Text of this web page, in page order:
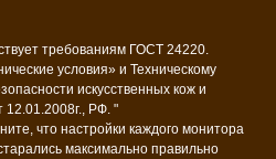
требованиям ГОСТ 24220.
условия» и Техническому
искусственных кож и
12.01.2008г., РФ. "
что настройки каждого монитора
максимально правильно